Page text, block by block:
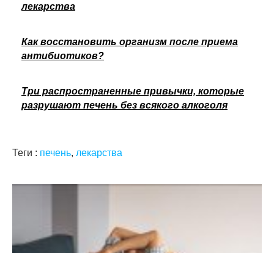
лекарства
Как восстановить организм после приема
антибиотиков?
Три распространенные привычки, которые
разрушают печень без всякого алкоголя
Теги : печень, лекарства